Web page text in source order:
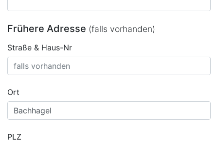
Frühere Adresse (falls vorhanden)
Straße & Haus-Nr
Ort
PLZ